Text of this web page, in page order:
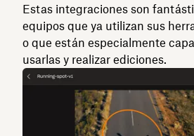
Estas integraciones son
equipos que ya utilizan sus
o que están especialmente
usarlas y realizar ediciones.